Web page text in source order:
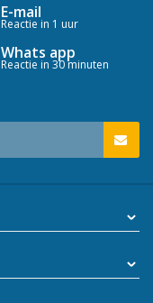
E-mail
Reactie in 1 uur
Whats app
Reactie in 30 minuten